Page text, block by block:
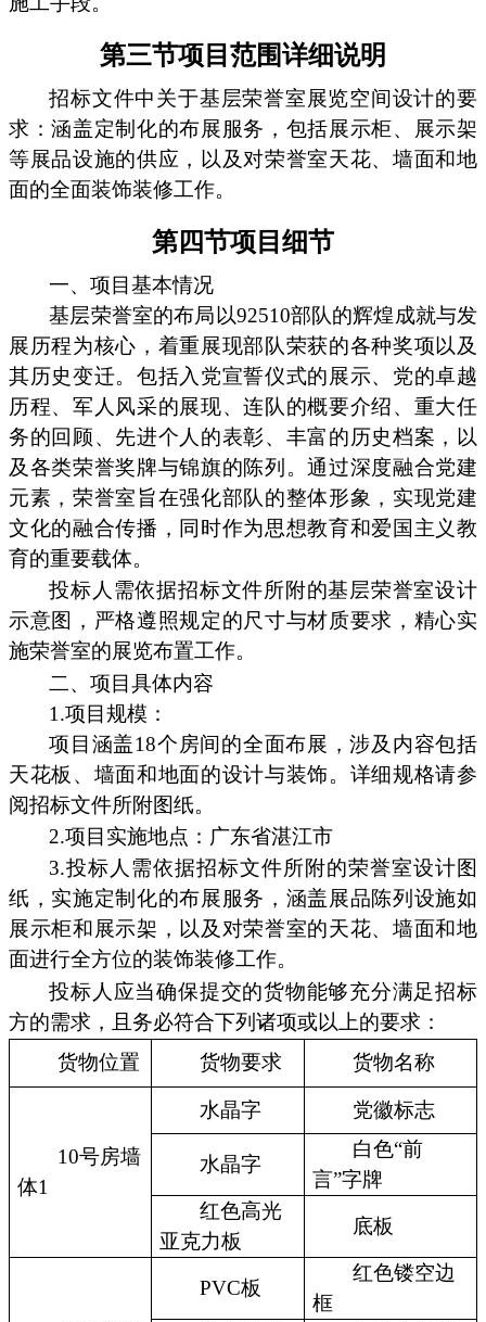
第三节项目范围详细说明
招标文件中关于基层荣誉室展览空间设计的要
求：涵盖定制化的布展服务，包括展示柜、展示架
等展品设施的供应，以及对荣誉室天花、墙面和地
面的全面装饰装修工作。
第四节项目细节
一、项目基本情况
基层荣誉室的布局以92510部队的辉煌成就与发
展历程为核心，着重展现部队荣获的各种奖项以及
其历史变迁。包括入党宣誓仪式的展示、党的卓越
历程、军人风采的展现、连队的概要介绍、重大任
务的回顾、先进个人的表彰、丰富的历史档案，以
及各类荣誉奖牌与锦旗的陈列。通过深度融合党建
元素，荣誉室旨在强化部队的整体形象，实现党建
文化的融合传播，同时作为思想教育和爱国主义教
育的重要载体。
投标人需依据招标文件所附的基层荣誉室设计
示意图，严格遵照规定的尺寸与材质要求，精心实
施荣誉室的展览布置工作。
二、项目具体内容
1.项目规模：
项目涵盖18个房间的全面布展，涉及内容包括
天花板、墙面和地面的设计与装饰。详细规格请参
阅招标文件所附图纸。
2.项目实施地点：广东省湛江市
3.投标人需依据招标文件所附的荣誉室设计图
纸，实施定制化的布展服务，涵盖展品陈列设施如
展示柜和展示架，以及对荣誉室的天花、墙面和地
面进行全方位的装饰装修工作。
投标人应当确保提交的货物能够充分满足招标
方的需求，且务必符合下列诸项或以上的要求：
货物位置
货物要求 货物名称
10号房墙
体1
水晶字 党徽标志
水晶字
白色“前
言”字牌
红色高光
亚克力板
底板
PVC板
红色镂空边
框